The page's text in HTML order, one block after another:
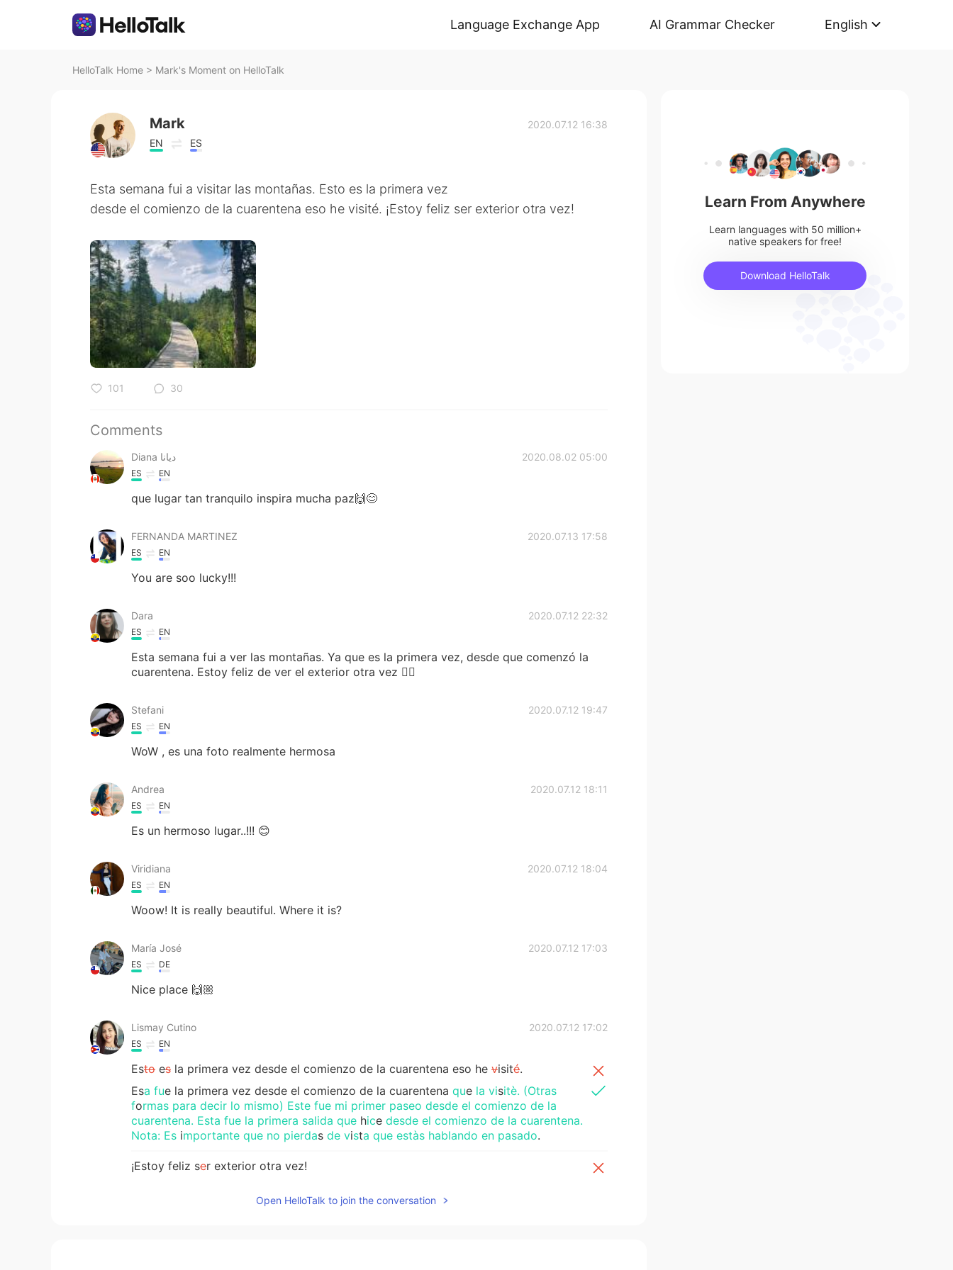
Language Exchange App AI Grammar Checker English
HelloTalk Home > Mark's Moment on HelloTalk
Mark
EN ES
2020.07.12 16:38
Esta semana fui a visitar las montañas. Esto es la primera vez
desde el comienzo de la cuarentena eso he visité. ¡Estoy feliz ser exterior otra vez!
101 30
Comments
Diana ديانا 2020.08.02 05:00
ES EN
que lugar tan tranquilo inspira mucha paz🙌😊
FERNANDA MARTINEZ 2020.07.13 17:58
ES EN
You are soo lucky!!!
Dara 2020.07.12 22:32
ES EN
Esta semana fui a ver las montañas. Ya que es la primera vez, desde que comenzó la
cuarentena. Estoy feliz de ver el exterior otra vez ✌🏻
Stefani 2020.07.12 19:47
ES EN
WoW , es una foto realmente hermosa
Andrea 2020.07.12 18:11
ES EN
Es un hermoso lugar..!!! 😊
Viridiana 2020.07.12 18:04
ES EN
Woow! It is really beautiful. Where it is?
María José 2020.07.12 17:03
ES DE
Nice place 🙌🏼
Lismay Cutino 2020.07.12 17:02
ES EN
Esto es la primera vez desde el comienzo de la cuarentena eso he visité.
Esa fue la primera vez desde el comienzo de la cuarentena que la visitè. (Otras
formas para decir lo mismo) Este fue mi primer paseo desde el comienzo de la
cuarentena. Esta fue la primera salida que hice desde el comienzo de la cuarentena.
Nota: Es importante que no pierdas de vista que estàs hablando en pasado.
¡Estoy feliz ser exterior otra vez!
Open HelloTalk to join the conversation
Learn From Anywhere
Learn languages with 50 million+
native speakers for free!
Download HelloTalk